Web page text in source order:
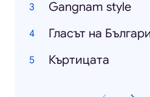
Gangnam style
Гласът на
Къртицата